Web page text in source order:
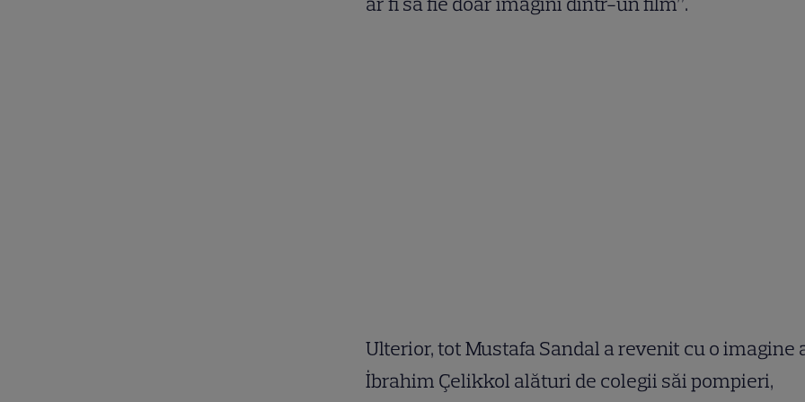
Ulterior, tot Mustafa Sandal a revenit cu o imagine
İbrahim Çelikkol alături de colegii săi pompieri,